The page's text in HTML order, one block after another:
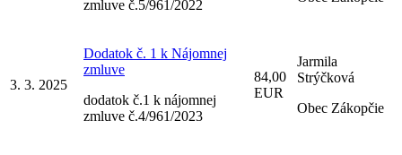
zmluve č.5/961/2022
3. 3. 2025
Dodatok č. 1 k Nájomnej
zmluve
dodatok č.1 k nájomnej
zmluve č.4/961/2023
84,00
EUR
Jarmila
Strýčková
Obec Zákopčie